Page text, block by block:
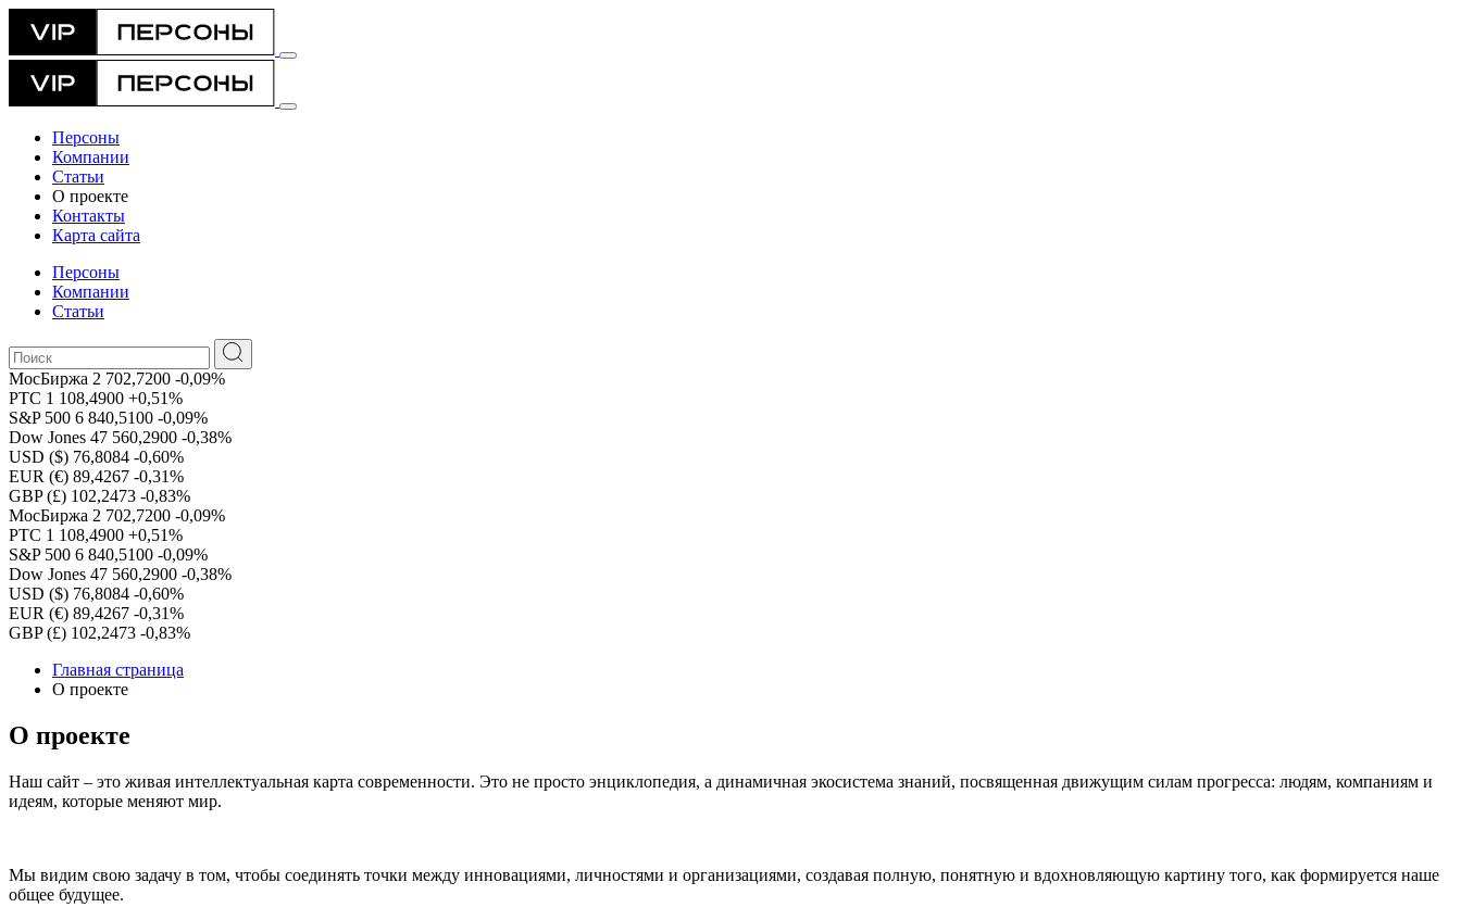
Персоны
Компании
Статьи
О проекте
Контакты
Карта сайта
Персоны
Компании
Статьи
МосБиржа 2 702,7200 -0,09%
РТС 1 108,4900 +0,51%
S&P 500 6 840,5100 -0,09%
Dow Jones 47 560,2900 -0,38%
USD ($) 76,8084 -0,60%
EUR (€) 89,4267 -0,31%
GBP (£) 102,2473 -0,83%
МосБиржа 2 702,7200 -0,09%
РТС 1 108,4900 +0,51%
S&P 500 6 840,5100 -0,09%
Dow Jones 47 560,2900 -0,38%
USD ($) 76,8084 -0,60%
EUR (€) 89,4267 -0,31%
GBP (£) 102,2473 -0,83%
Главная страница
О проекте
О проекте
Наш сайт – это живая интеллектуальная карта современности. Это не просто энциклопедия, а динамичная экосистема знаний, посвященная движущим силам прогресса: людям, компаниям и
идеям, которые меняют мир.
Мы видим свою задачу в том, чтобы соединять точки между инновациями, личностями и организациями, создавая полную, понятную и вдохновляющую картину того, как формируется наше
общее будущее.